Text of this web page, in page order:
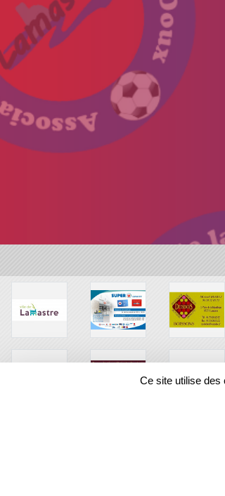
Ce site utilise des